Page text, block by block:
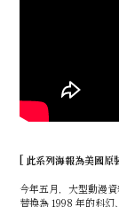
[ 此系列海報為美國原
今年五月，大型動漫
替換為 1998 年的科